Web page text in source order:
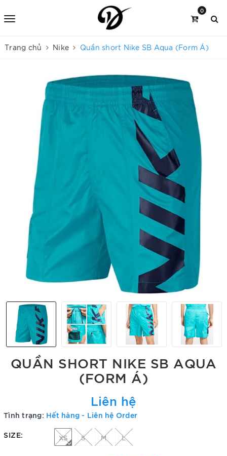
0
Trang chủ Nike Quần short Nike SB Aqua (Form Á)
QUẦN SHORT NIKE SB AQUA
(FORM Á)
Liên hệ
Tình trạng: Hết hàng - Liên hệ Order
SIZE: XS S M L